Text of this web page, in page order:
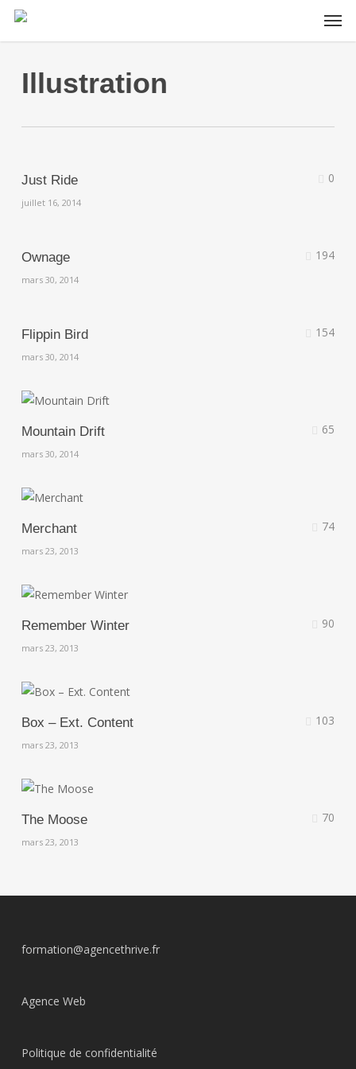
Skip
contentIllustration
Just Ride
juillet 16, 2014
0
Ownage
mars 30, 2014
194
Flippin Bird
mars 30, 2014
154
Mountain Drift
mars 30, 2014
65
Merchant
mars 23, 2013
74
Remember Winter
mars 23, 2013
90
Box – Ext. Content
mars 23, 2013
103
The Moose
mars 23, 2013
70
formation@agencethrive.fr
Agence Web
Politique de confidentialité